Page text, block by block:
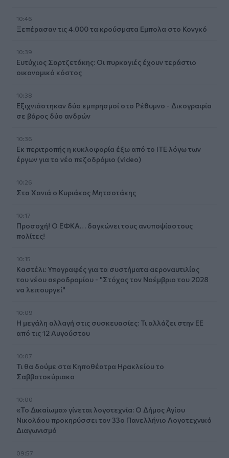
10:46
Ξεπέρασαν τις 4.000 τα κρούσματα Εμπολα στο Κονγκό
10:39
Ευτύχιος Σαρτζετάκης: Οι πυρκαγιές έχουν τεράστιο
οικονομικό κόστος
10:38
Εξιχνιάστηκαν δύο εμπρησμοί στο Ρέθυμνο - Δικογραφία
σε βάρος δύο ανδρών
10:36
Εκ περιτροπής η κυκλοφορία έξω από το ΙΤΕ λόγω των
έργων για το νέο πεζοδρόμιο (video)
10:26
Στα Χανιά ο Κυριάκος Μητσοτάκης
10:17
Προσοχή! Ο ΕΦΚΑ… δαγκώνει τους ανυποψίαστους
πολίτες!
10:15
Καστέλι: Υπογραφές για τα συστήματα αεροναυτιλίας
του νέου αεροδρομίου - "Στόχος τον Νοέμβριο του 2028
να λειτουργεί"
10:09
Η μεγάλη αλλαγή στις συσκευασίες: Τι αλλάζει στην ΕΕ
από τις 12 Αυγούστου
10:07
Τι θα δούμε στα Κηποθέατρα Ηρακλείου το
Σαββατοκύριακο
10:00
«Το Δικαίωμα» γίνεται λογοτεχνία: Ο Δήμος Αγίου
Νικολάου προκηρύσσει τον 33ο Πανελλήνιο Λογοτεχνικό
Διαγωνισμό
09:57